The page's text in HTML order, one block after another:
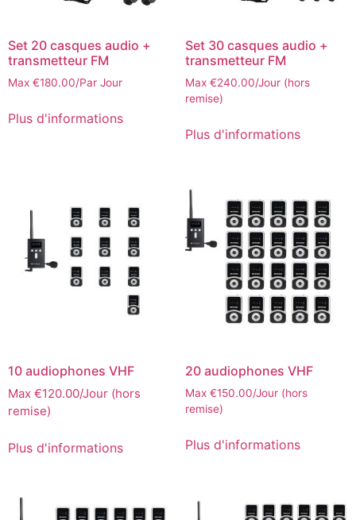
Set 20 casques audio +
transmetteur FM
Max €180.00/Par Jour
Plus d'informations
Set 30 casques audio +
transmetteur FM
Max €240.00/Jour (hors
remise)
Plus d'informations
10 audiophones VHF
Max €120.00/Jour (hors
remise)
Plus d'informations
20 audiophones VHF
Max €150.00/Jour (hors
remise)
Plus d'informations